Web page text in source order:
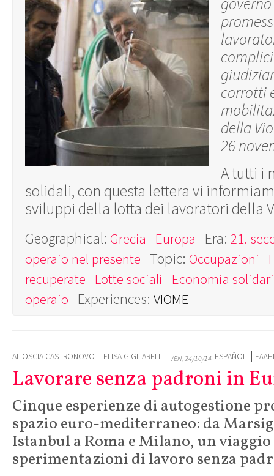
corrotti
della
26
A tutti i
solidali, con questa lettera vi
sviluppi della lotta dei lavoratori della
Geographical: Grecia Europa Era: 21.
operaio nel presente Topic: Occupazioni
recuperate Lotte sociali
Economia
operaio Experiences: VIOME
ALIOSCIA CASTRONOVO ELISA GIGLIARELLI VEN, 24/10/14 ESPAÑOL
Lavorare senza padroni in
Cinque esperienze di autogestione
spazio euro-mediterraneo: da
Istanbul a Roma e Milano, un
sperimentazioni di lavoro senza